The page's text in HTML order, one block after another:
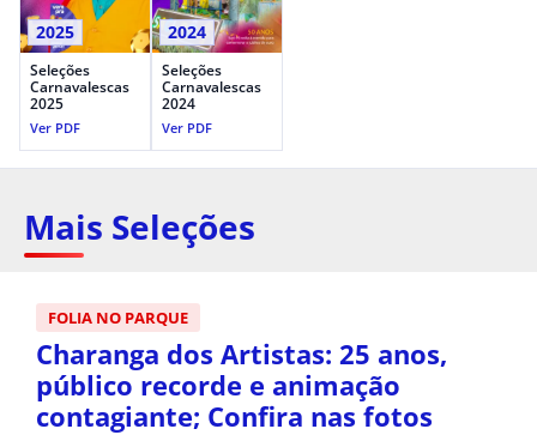
2025
Seleções
Carnavalescas
2025
Ver PDF
2024
Seleções
Carnavalescas
2024
Ver PDF
Mais Seleções
FOLIA NO PARQUE
Charanga dos Artistas: 25 anos,
público recorde e animação
contagiante; Confira nas fotos